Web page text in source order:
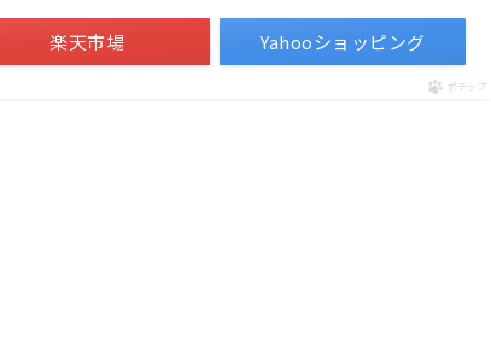
楽天市場 Yahooショッピング
ポチップ